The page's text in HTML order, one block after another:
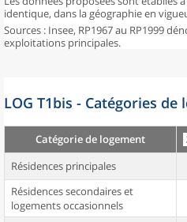
identique, dans la géographie en
Sources : Insee, RP1967 au RP1999
exploitations principales.
LOG T1bis - Catégories de
Catégorie de logement
Résidences principales
Résidences secondaires et
logements occasionnels